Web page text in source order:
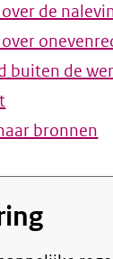
de
buiten de
bronnen